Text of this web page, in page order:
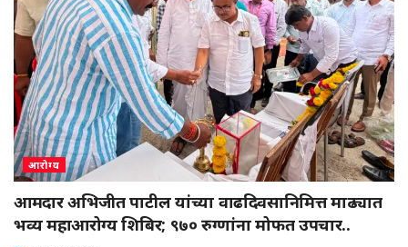
आरोग्य
आमदार अभिजीत पाटील यांच्या वाढदिवसानिमित्त माढ्यात
भव्य महाआरोग्य शिबिर; ९७० रुग्णांना मोफत उपचार..